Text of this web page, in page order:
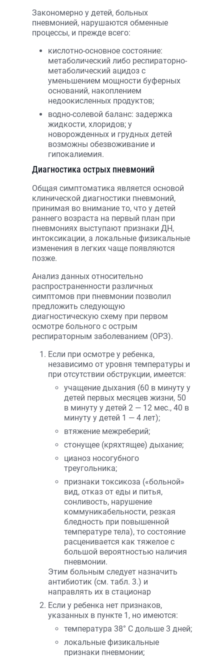
Закономерно у детей, больных
пневмонией, нарушаются обменные
процессы, и прежде всего:
кислотно-основное состояние:
метаболический либо респираторно-
метаболический ацидоз с
уменьшением мощности буферных
оснований, накоплением
недоокисленных продуктов;
водно-солевой баланс: задержка
жидкости, хлоридов; у
новорожденных и грудных детей
возможны обезвоживание и
гипокалиемия.
Диагностика острых пневмоний
Общая симптоматика является основой
клинической диагностики пневмоний,
принимая во внимание то, что у детей
раннего возраста на первый план при
пневмониях выступают признаки ДН,
интоксикации, а локальные физикальные
изменения в легких чаще появляются
позже.
Анализ данных относительно
распространенности различных
симптомов при пневмонии позволил
предложить следующую
диагностическую схему при первом
осмотре больного с острым
респираторным заболеванием (ОРЗ).
Если при осмотре у ребенка,
независимо от уровня температуры и
при отсутствии обструкции, имеется:
учащение дыхания (60 в минуту у
детей первых месяцев жизни, 50
в минуту у детей 2 — 12 мес., 40 в
минуту у детей 1 — 4 лет);
втяжение межреберий;
стонущее (кряхтящее) дыхание;
цианоз носогубного
треугольника;
признаки токсикоза («больной»
вид, отказ от еды и питья,
сонливость, нарушение
коммуникабельности, резкая
бледность при повышенной
температуре тела), то состояние
расценивается как тяжелое с
большой вероятностью наличия
пневмонии.
Этим больным следует назначить
антибиотик (см. табл. 3.) и
направлять их в стационар
Если у ребенка нет признаков,
указанных в пункте 1, но имеются:
температура 38° C дольше 3 дней;
локальные физикальные
признаки пневмонии;